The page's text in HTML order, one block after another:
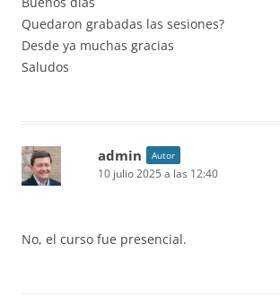
Quedaron grabadas las sesiones?
Desde ya muchas gracias
Saludos
admin Autor
10 julio 2025 a las 12:40
No, el curso fue presencial.